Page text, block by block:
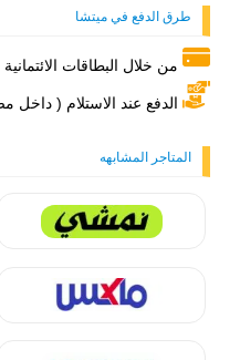
طرق الدفع في ميتشا
من خلال البطاقات الائتمانية
الدفع عند الاستلام (
المتاجر المشابهه